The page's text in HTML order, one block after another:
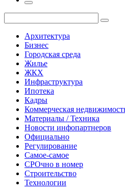
Архитектура
Бизнес
Городская среда
Жилье
ЖКХ
Инфраструктура
Ипотека
Кадры
Коммерческая
Материалы / Техника
Новости инфопартнеров
Официально
Регулирование
Самое-самое
СРОчно в номер
Строительство
Технологии